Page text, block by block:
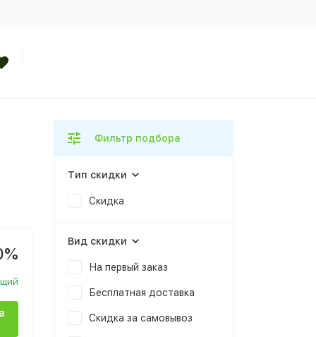
Фильтр подбора
Тип скидки
Скидка
Вид скидки
На первый заказ
Бесплатная доставка
Скидка за самовывоз